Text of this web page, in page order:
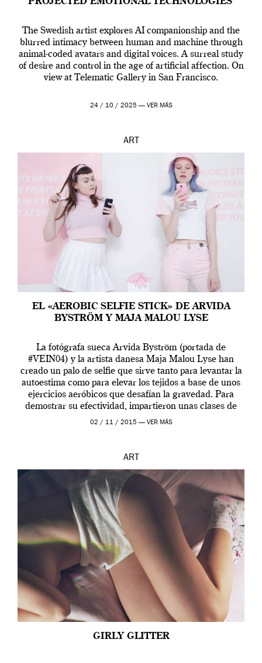
PROJECTED EMOTIONAL TECHNOLOGIES’
The Swedish artist explores AI companionship and the
blurred intimacy between human and machine through
animal-coded avatars and digital voices. A surreal study
of desire and control in the age of artificial affection. On
view at Telematic Gallery in San Francisco.
24 / 10 / 2025 — VER MÁS
ART
EL «AEROBIC SELFIE STICK» DE ARVIDA
BYSTRÖM Y MAJA MALOU LYSE
La fotógrafa sueca Arvida Byström (portada de
#VEIN04) y la artista danesa Maja Malou Lyse han
creado un palo de selfie que sirve tanto para levantar la
autoestima como para elevar los tejidos a base de unos
ejercicios aeróbicos que desafían la gravedad. Para
demostrar su efectividad, impartieron unas clases de
prueba en el Tate […]
02 / 11 / 2015 — VER MÁS
ART
GIRLY GLITTER